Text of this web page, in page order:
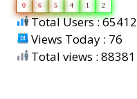
0 6 5 4 1 2
Total Users : 65412
Views Today : 76
Total views : 88381